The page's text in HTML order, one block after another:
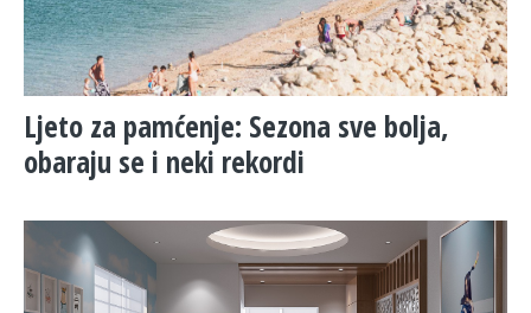
Ljeto za pamćenje: Sezona sve bolja,
obaraju se i neki rekordi